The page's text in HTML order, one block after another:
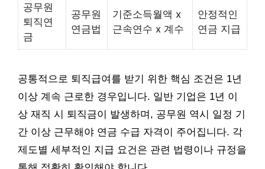
공무원
퇴직연
금
공무원
연금법
기준소득월액 x
근속연수 x 계수
안정적인
연금 지급
공통적으로 퇴직급여를 받기 위한 핵심 조건은 1년
이상 계속 근로한 경우입니다. 일반 기업은 1년 이
상 재직 시 퇴직금이 발생하며, 공무원 역시 일정 기
간 이상 근무해야 연금 수급 자격이 주어집니다. 각
제도별 세부적인 지급 요건은 관련 법령이나 규정을